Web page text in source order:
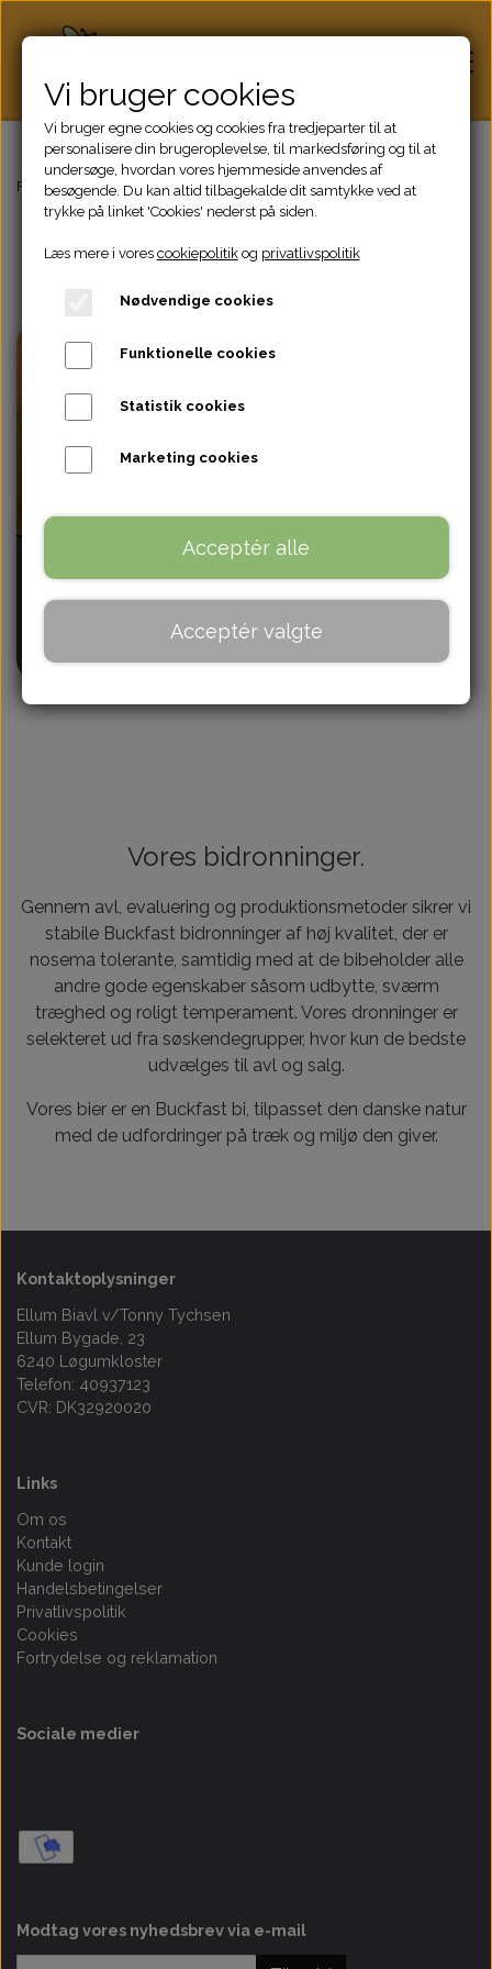
Hjem
Honning
Dronninger
Biavlsudstyr
Om
Kontakt
Forside Dronninger Salg
Salg af bidronninger
Befrugtet dronning
Flere varianter
Vores bidronninger.
Gennem avl, evaluering og produktionsmetoder sikrer vi
stabile Buckfast bidronninger af høj kvalitet, der er
nosema tolerante, samtidig med at de bibeholder alle
andre gode egenskaber såsom udbytte, sværm
træghed og roligt temperament. Vores dronninger er
selekteret ud fra søskendegrupper, hvor kun de bedste
udvælges til avl og salg.
Vores bier er en Buckfast bi, tilpasset den danske natur
med de udfordringer på træk og miljø den giver.
Kontaktoplysninger
Ellum Biavl v/Tonny Tychsen
Ellum Bygade, 23
6240 Løgumkloster
Telefon: 40937123
CVR: DK32920020
Links
Om os
Kontakt
Kunde login
Handelsbetingelser
Privatlivspolitik
Cookies
Fortrydelse og reklamation
Sociale medier
Modtag vores nyhedsbrev via e-mail
Vi bruger cookies
Vi bruger egne cookies og cookies fra tredjeparter til at
personalisere din brugeroplevelse, til markedsføring og til at
undersøge, hvordan vores hjemmeside anvendes af
besøgende. Du kan altid tilbagekalde dit samtykke ved at
trykke på linket 'Cookies' nederst på siden.
Læs mere i vores cookiepolitikog privatlivspolitik
Nødvendige cookies
Funktionelle cookies
Statistik cookies
Marketing cookies
Acceptér alle
Acceptér valgte